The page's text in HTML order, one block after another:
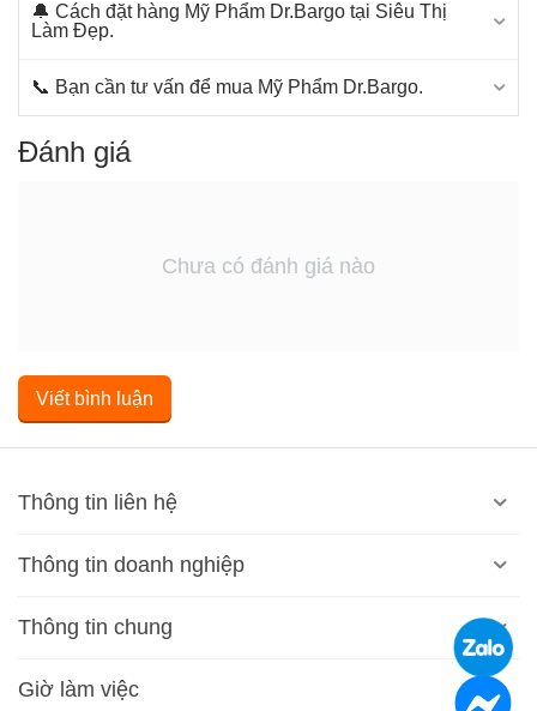
🔔 Cách đặt hàng Mỹ Phẩm Dr.Bargo tại Siêu Thị
Làm Đẹp.
📞 Bạn cần tư vấn để mua Mỹ Phẩm Dr.Bargo.
Đánh giá
Chưa có đánh giá nào
Viết bình luận
Thông tin liên hệ
Thông tin doanh nghiệp
Thông tin chung
Giờ làm việc